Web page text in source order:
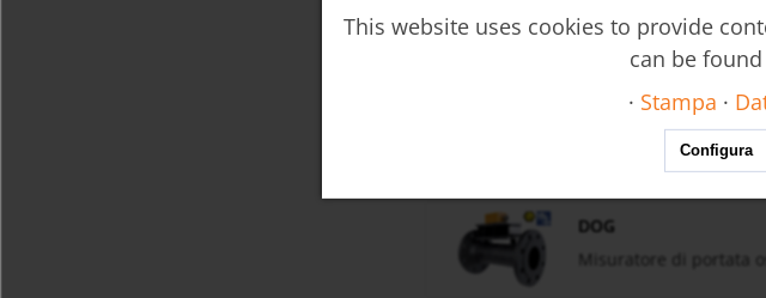
DF
Flussimetro a ventola
Flussimetro a ruote
DOG
Misuratore di portata
This website uses cookies to provide
can be
· Stampa ·
Configura